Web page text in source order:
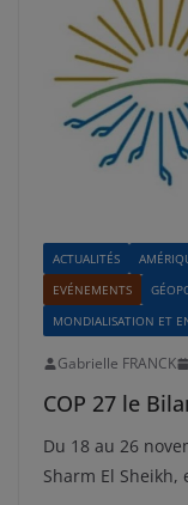
ACTUALITÉS
EVÉNEMENTS
MONDIALISATION ET
Gabrielle FRANCK
COP 27 le
Du 18 au 26
Sharm El Sheikh,